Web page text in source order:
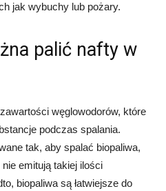
jak wybuchy lub pożary.
palić nafty w
węglowodorów, które
podczas spalania.
tak, aby spalać biopaliwa,
emitują takiej ilości
biopaliwa są łatwiejsze do